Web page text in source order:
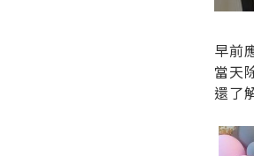
早前
當天
還了